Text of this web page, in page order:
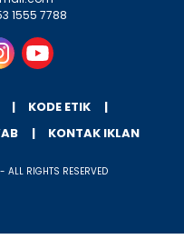
1555 7788
KODE ETIK
KONTAK IKLAN
RIGHTS RESERVED